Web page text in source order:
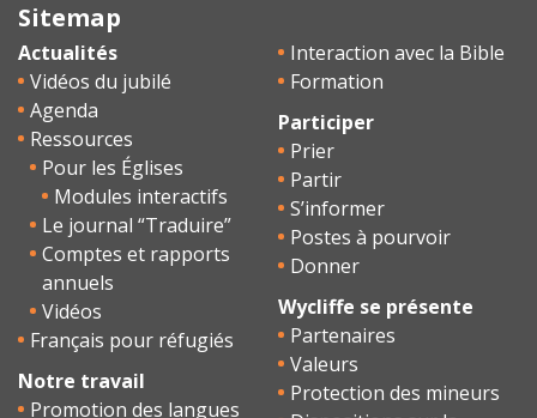
Sitemap
Actualités
Vidéos du jubilé
Agenda
Ressources
Pour les Églises
Modules interactifs
Le journal “Traduire”
Comptes et rapports
annuels
Vidéos
Français pour réfugiés
Notre travail
Promotion des langues
Interaction avec la Bible
Formation
Participer
Prier
Partir
S’informer
Postes à pourvoir
Donner
Wycliffe se présente
Partenaires
Valeurs
Protection des mineurs